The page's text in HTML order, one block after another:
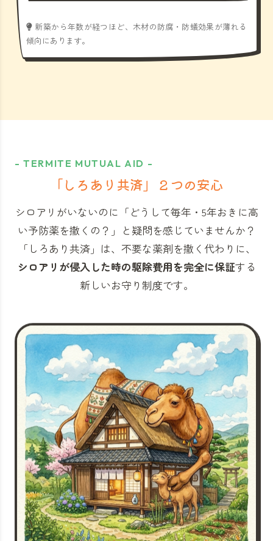
新築から年数が経つほど、木材の防腐・防蟻効果が薄れる
傾向にあります。
- TERMITE MUTUAL AID -
「しろあり共済」 ２つの安心
シロアリがいないのに「どうして毎年・5年おきに高
い予防薬を撒くの？」と 疑問を感じていませんか？
「しろあり共済」 は、不要な薬剤を撒く代わりに、
シロアリが侵入した時の駆除費用を完全に保証する
新しいお守り制度です。